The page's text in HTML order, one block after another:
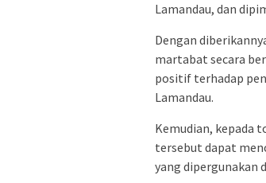
Lamandau, dan
Dengan
martabat secara
positif terhadap
Lamandau.
Kemudian, kepada
tersebut dapat
yang dipergunakan